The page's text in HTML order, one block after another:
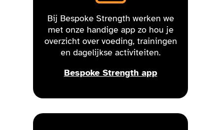
Bij Bespoke Strength werken we
met onze handige app zo hou je
overzicht over voeding, trainingen
en dagelijkse activiteiten.
Bespoke Strength app